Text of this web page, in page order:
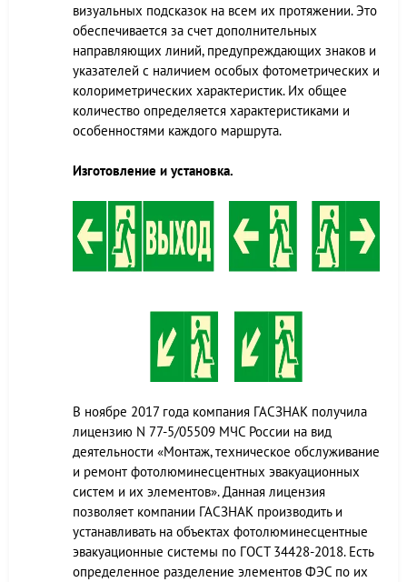
визуальных подсказок на всем их протяжении. Это
обеспечивается за счет дополнительных
направляющих линий, предупреждающих знаков и
указателей с наличием особых фотометрических и
колориметрических характеристик. Их общее
количество определяется характеристиками и
особенностями каждого маршрута.
Изготовление и установка.
В ноябре 2017 года компания ГАСЗНАК получила
лицензию N 77-5/05509 МЧС России на вид
деятельности «Монтаж, техническое обслуживание
и ремонт фотолюминесцентных эвакуационных
систем и их элементов». Данная лицензия
позволяет компании ГАСЗНАК производить и
устанавливать на объектах фотолюминесцентные
эвакуационные системы по ГОСТ 34428-2018. Есть
определенное разделение элементов ФЭС по их